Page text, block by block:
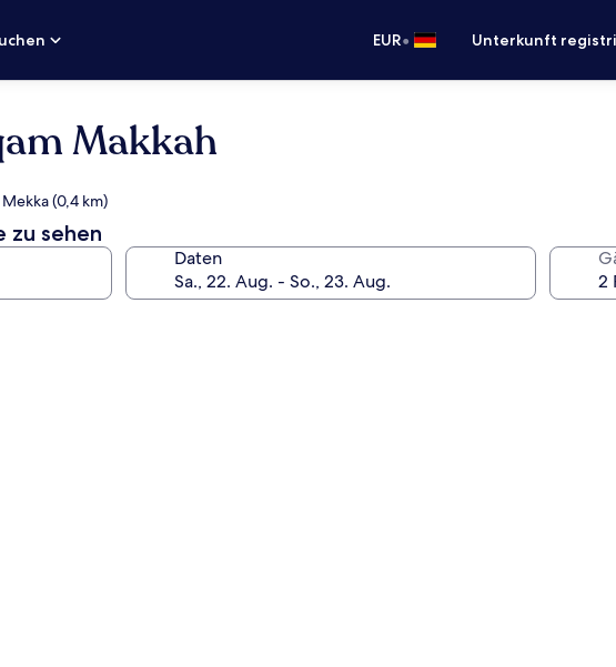
EUR• Unterkunft
Makkah
(0,4 km)
zu sehen
Daten